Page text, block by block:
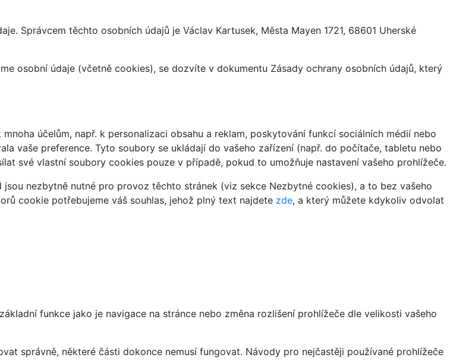
Správcem těchto osobních údajů je Václav Kartusek, Města Mayen 1721, 68601 Uherské
osobní údaje (včetně cookies), se dozvíte v dokumentu Zásady ochrany osobních údajů, který
účelům, např. k personalizaci obsahu a reklam, poskytování funkcí sociálních médií nebo
vaše preference. Tyto soubory se ukládají do vašeho zařízení (např. do počítače, tabletu nebo
své vlastní soubory cookies pouze v případě, pokud to umožňuje nastavení vašeho prohlížeče.
nezbytně nutné pro provoz těchto stránek (viz sekce Nezbytné cookies), a to bez vašeho
cookie potřebujeme váš souhlas, jehož plný text najdete zde, a který můžete kdykoliv odvolat
funkce jako je navigace na stránce nebo změna rozlišení prohlížeče dle velikosti vašeho
správně, některé části dokonce nemusí fungovat. Návody pro nejčastěji používané prohlížeče